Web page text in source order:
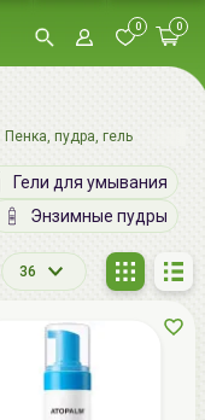
0 0
Пенка, пудра, гель
Гели для умывания
Энзимные пудры
36